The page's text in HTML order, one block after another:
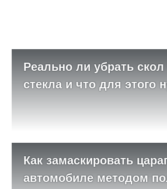
Реально ли убрать
стекла и что для этого
Как замаскировать
автомобиле методом